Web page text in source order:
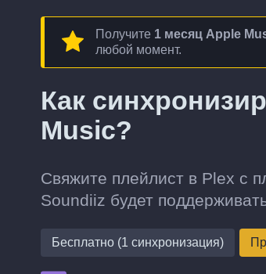
Получите 1 месяц Apple
любой момент.
Как
Music?
Свяжите плейлист в Plex с
Soundiiz будет
Бесплатно (1 синхронизация)